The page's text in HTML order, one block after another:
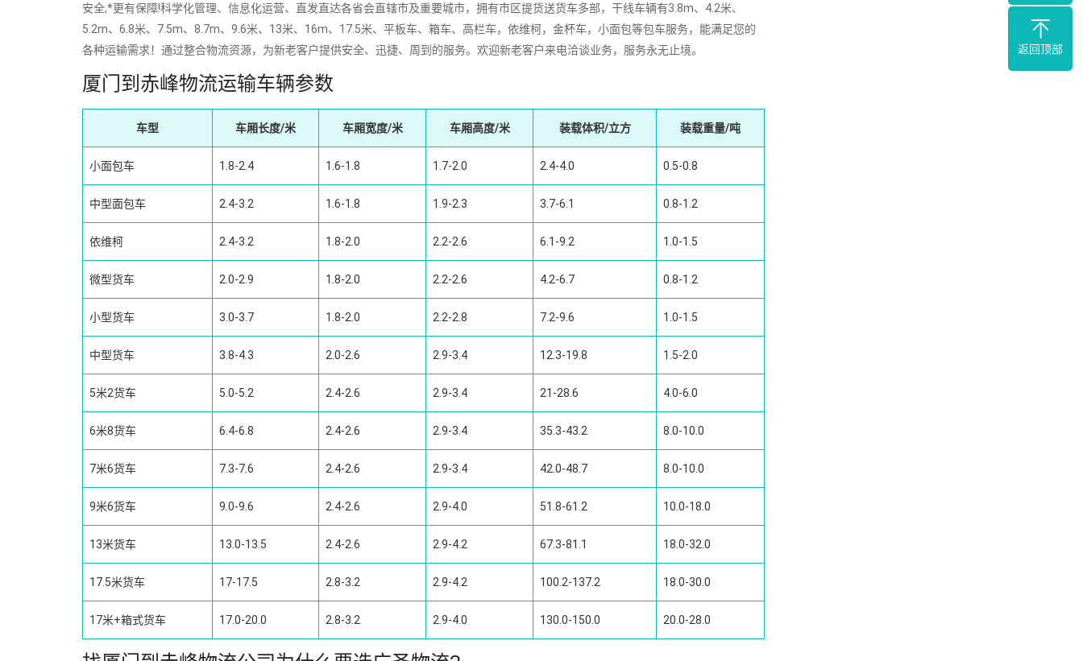
安全,*更有保障!科学化管理、信息化运营、直发直达各省会直辖市及重要城市，拥有市区提货送货车多部，干线车辆有3.8m、4.2米、
5.2m、6.8米、7.5m、8.7m、9.6米、13米、16m、17.5米、平板车、箱车、高栏车，依维柯，金杯车，小面包等包车服务，能满足您的
各种运输需求！通过整合物流资源，为新老客户提供安全、迅捷、周到的服务。欢迎新老客户来电洽谈业务，服务永无止境。
厦门到赤峰物流运输车辆参数
车型 车厢长度/米 车厢宽度/米 车厢高度/米 装载体积/立方 装载重量/吨
小面包车 1.8-2.4 1.6-1.8 1.7-2.0 2.4-4.0 0.5-0.8
中型面包车 2.4-3.2 1.6-1.8 1.9-2.3 3.7-6.1 0.8-1.2
依维柯 2.4-3.2 1.8-2.0 2.2-2.6 6.1-9.2 1.0-1.5
微型货车 2.0-2.9 1.8-2.0 2.2-2.6 4.2-6.7 0.8-1.2
小型货车 3.0-3.7 1.8-2.0 2.2-2.8 7.2-9.6 1.0-1.5
中型货车 3.8-4.3 2.0-2.6 2.9-3.4 12.3-19.8 1.5-2.0
5米2货车 5.0-5.2 2.4-2.6 2.9-3.4 21-28.6 4.0-6.0
6米8货车 6.4-6.8 2.4-2.6 2.9-3.4 35.3-43.2 8.0-10.0
7米6货车 7.3-7.6 2.4-2.6 2.9-3.4 42.0-48.7 8.0-10.0
9米6货车 9.0-9.6 2.4-2.6 2.9-4.0 51.8-61.2 10.0-18.0
13米货车 13.0-13.5 2.4-2.6 2.9-4.2 67.3-81.1 18.0-32.0
17.5米货车 17-17.5 2.8-3.2 2.9-4.2 100.2-137.2 18.0-30.0
17米+箱式货车 17.0-20.0 2.8-3.2 2.9-4.0 130.0-150.0 20.0-28.0
返回顶部